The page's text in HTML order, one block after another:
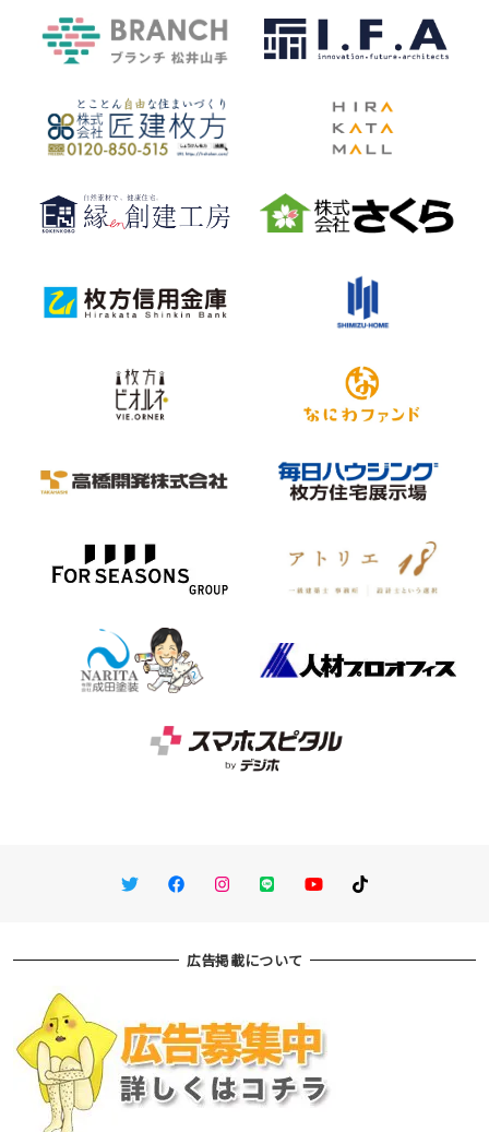
TwitterFacebookInstagram
LINE You TubeTikTok
広告掲載について